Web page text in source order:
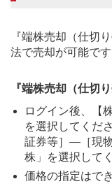
『端株売却（仕切
法で売却が可能です
『端株売却（仕切り
ログイン後、【
を選択してくだ
証券等］―［現
株」を選択して
価格の指定はで